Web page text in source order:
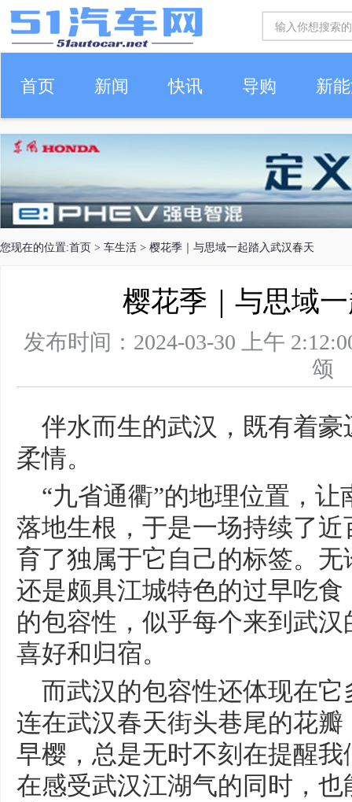
首页 新闻 快讯 导购 新
车生活
您现在的位置:首页 > 车生活 > 樱花季｜与思域一起踏入武汉春天
樱花季｜与思域
发布时间：2024-03-30 上午
伴水而生的武汉，既有着
柔情。
“九省通衢”的地理位置，
落地生根，于是一场持续了
育了独属于它自己的标签。
还是颇具江城特色的过早吃
的包容性，似乎每个来到武
喜好和归宿。
而武汉的包容性还体现在
连在武汉春天街头巷尾的花
早樱，总是无时不刻在提醒
在感受武汉江湖气的同时，